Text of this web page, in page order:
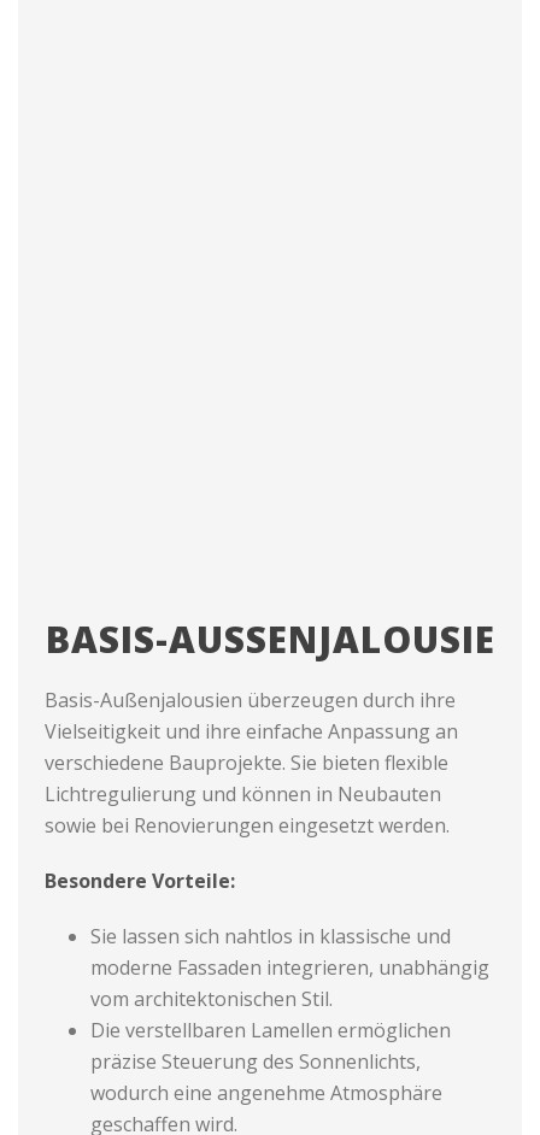
BASIS-AUSSENJALOUSIE
Basis-Außenjalousien überzeugen durch ihre
Vielseitigkeit und ihre einfache Anpassung an
verschiedene Bauprojekte. Sie bieten flexible
Lichtregulierung und können in Neubauten
sowie bei Renovierungen eingesetzt werden.
Besondere Vorteile:
Sie lassen sich nahtlos in klassische und
moderne Fassaden integrieren, unabhängig
vom architektonischen Stil.
Die verstellbaren Lamellen ermöglichen
präzise Steuerung des Sonnenlichts,
wodurch eine angenehme Atmosphäre
geschaffen wird.